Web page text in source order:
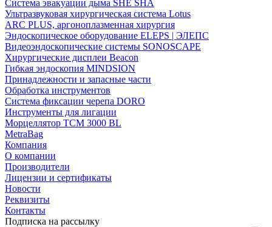
Система эвакуации дыма SHE SHA
Ультразвуковая хирургическая система Lotus
ARC PLUS, аргоноплазменная хирургия
Эндоскопическое оборудование ELEPS | ЭЛЕПС
Видеоэндоскопические системы SONOSCAPE
Хирургические дисплеи Beacon
Гибкая эндоскопия MINDSION
Принадлежности и запасные части
Обработка инструментов
Система фиксации черепа DORO
Инструменты для лигации
Морцеллятор ТСМ 3000 BL
MetraBag
Компания
О компании
Производители
Лицензии и сертификаты
Новости
Реквизиты
Контакты
Подписка на рассылку